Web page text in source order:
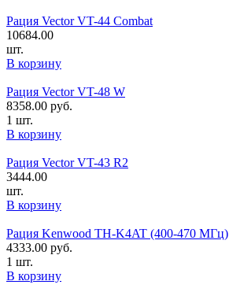
Рация Vector VT-44 Combat
10684.00
шт.
В корзину
Рация Vector VT-48 W
8358.00 руб.
1 шт.
В корзину
Рация Vector VT-43 R2
3444.00
шт.
В корзину
Рация Kenwood TH-K4AT (400-470 МГц)
4333.00 руб.
1 шт.
В корзину